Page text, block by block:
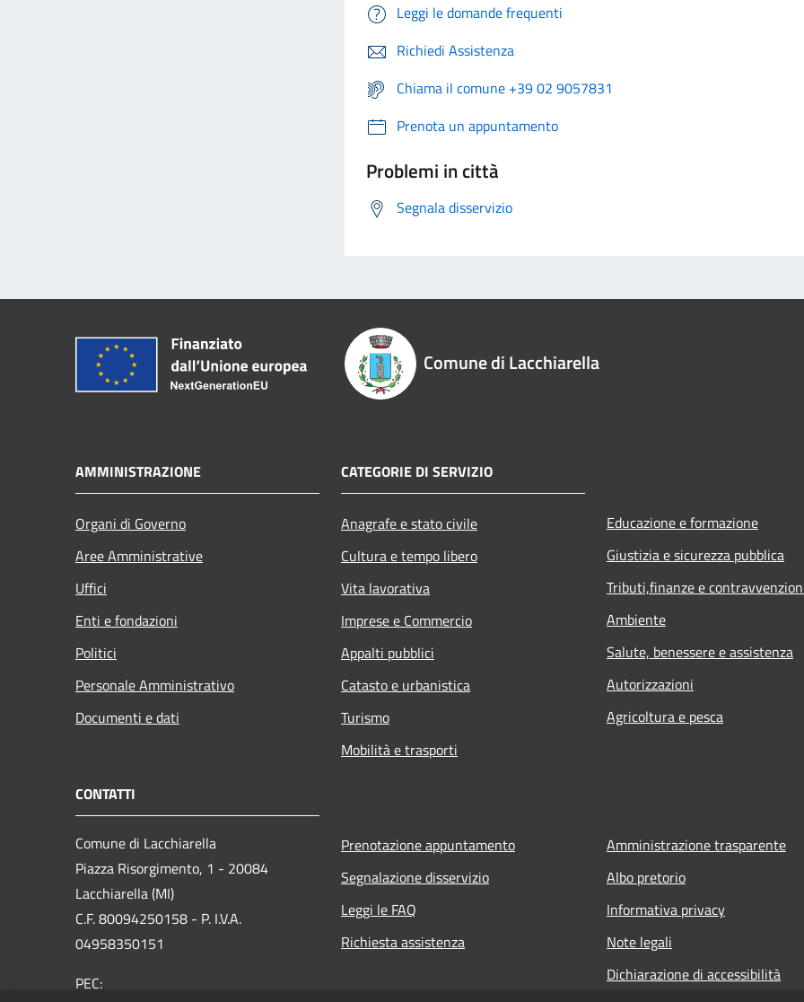
Leggi le domande frequenti
Richiedi Assistenza
Chiama il comune +39 02 9057831
Prenota un appuntamento
Problemi in città
Segnala disservizio
Comune di Lacchiarella
AMMINISTRAZIONE
Organi di Governo
Aree Amministrative
Uffici
Enti e fondazioni
Politici
Personale Amministrativo
Documenti e dati
CATEGORIE DI SERVIZIO
Anagrafe e stato civile
Cultura e tempo libero
Vita lavorativa
Imprese e Commercio
Appalti pubblici
Catasto e urbanistica
Turismo
Mobilità e trasporti
Educazione e formazione
Giustizia e sicurezza pubblica
Tributi,finanze e
Ambiente
Salute, benessere e assistenza
Autorizzazioni
Agricoltura e pesca
CONTATTI
Comune di Lacchiarella
Piazza Risorgimento, 1 - 20084
Lacchiarella (MI)
C.F. 80094250158 - P. I.V.A.
04958350151
PEC:
Prenotazione appuntamento
Segnalazione disservizio
Leggi le FAQ
Richiesta assistenza
Amministrazione trasparente
Albo pretorio
Informativa privacy
Note legali
Dichiarazione di accessibilità